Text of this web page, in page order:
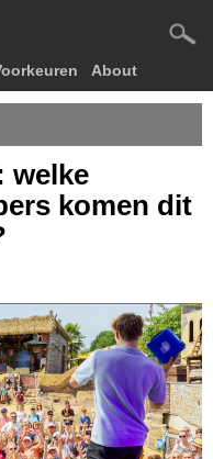
About
welke
komen dit